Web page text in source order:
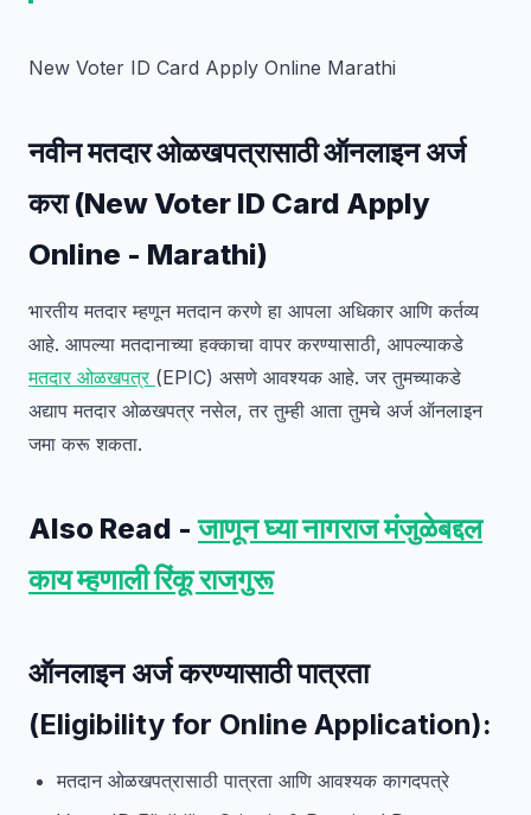
New Voter ID Card Apply Online Marathi
नवीन मतदार ओळखपत्रासाठी ऑनलाइन अर्ज
करा (New Voter ID Card Apply
Online - Marathi)
भारतीय मतदार म्हणून मतदान करणे हा आपला अधिकार आणि कर्तव्य
आहे. आपल्या मतदानाच्या हक्काचा वापर करण्यासाठी, आपल्याकडे
मतदार ओळखपत्र (EPIC) असणे आवश्यक आहे. जर तुमच्याकडे
अद्याप मतदार ओळखपत्र नसेल, तर तुम्ही आता तुमचे अर्ज ऑनलाइन
जमा करू शकता.
Also Read -जाणून घ्या नागराज मंजुळेबद्दल
काय म्हणाली रिंकू राजगुरू
ऑनलाइन अर्ज करण्यासाठी पात्रता
(Eligibility for Online Application):
मतदान ओळखपत्रासाठी पात्रता आणि आवश्यक कागदपत्रे